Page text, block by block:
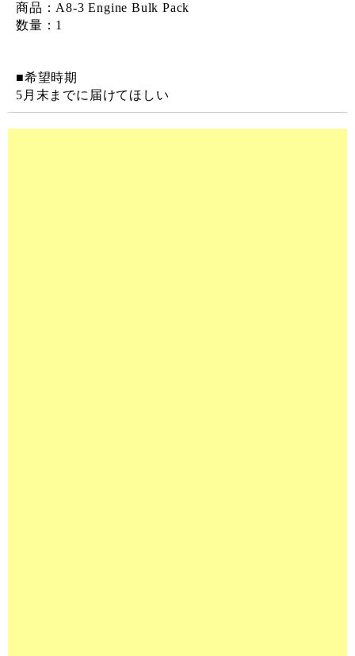
商品：A8-3 Engine Bulk Pack
数量：1
■希望時期
5月末までに届けてほしい